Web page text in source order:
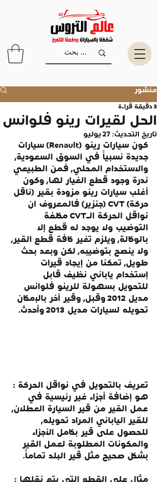
منشور
الحل لقيرات رينو فلوانس
3 دقيقة قراءة
تاريخ التحديث:27 يوليو
كون سيارات رينو (Renault) سيارات
جديدة نسبياً في السوق السعودية,
والاستخدام المحلي, فمن الطبيعي
ندرة وجود قطع الغيار لها, وكون
أغلب سيارات رينو مزودة بقير (ناقل
حركة) CVT (جنزير) فالمعروف ان
نواقل الحركة الـCVT مكلفة
التوضيب ولا يوجد له قطع إلا
بالوكالة, ويلزم تغير كافة قطع القير,
ولا ينصح بتوضيبه, لكن وبعد بحث
طويل, تمكنا من إيجاد قيرات
إستخدام ياباني نظيف قابل
للتحويل بسهولة للرينو فلوانس
مديل 2012 وقبل, وقير أخر بالإمكان
تحويله لسيارات مديل 2013 وأحدث.
تعريف بالتحويل في نواقل الحركة :
هو إضافة أجزاء غير رئيسية في
عمل القير من قير السيارة العطلان,
للقير الياباني المراد تحويله,
للحصول على قير بكامل الأجزاء
والمكونات المطلوبة لعمل القير
بشكل صحيح مثل قير البلد تماماً.